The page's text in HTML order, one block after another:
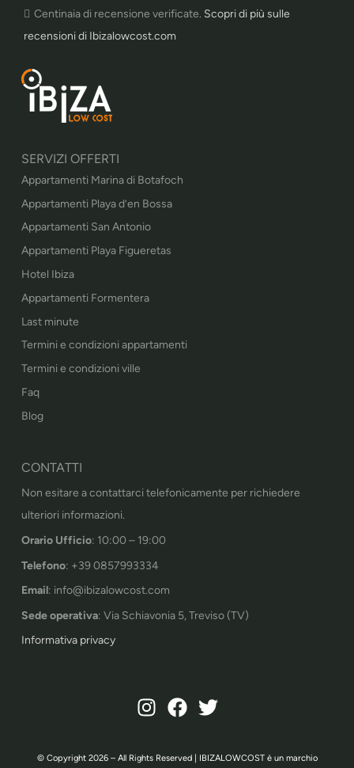
Centinaia di recensione verificate. Scopri di più sulle
recensioni di Ibizalowcost.com
SERVIZI OFFERTI
Appartamenti Marina di Botafoch
Appartamenti Playa d’en Bossa
Appartamenti San Antonio
Appartamenti Playa Figueretas
Hotel Ibiza
Appartamenti Formentera
Last minute
Termini e condizioni appartamenti
Termini e condizioni ville
Faq
Blog
CONTATTI
Non esitare a contattarci telefonicamente per richiedere
ulteriori informazioni.
Orario Ufficio: 10:00 – 19:00
Telefono: +39 0857993334
Email: info@ibizalowcost.com
Sede operativa: Via Schiavonia 5, Treviso (TV)
Informativa privacy
© Copyright 2026 – All Rights Reserved | IBIZALOWCOST è un marchio